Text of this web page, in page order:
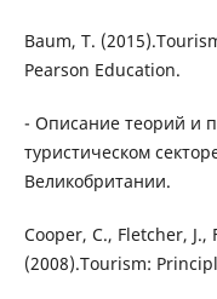
Baum, T.
Pearson Education.
- Описание теорий и
туристическом
Великобритании.
Cooper, C., Fletcher,
(2008).Tourism: